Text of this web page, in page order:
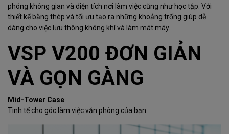
phóng không gian và diện tích nơi làm việc cũng như học tập. Với
thiết kế bằng thép và tối ưu tạo ra những khoảng trống giúp dễ
dàng cho việc lưu thông không khí và làm mát máy.
VSP V200 ĐƠN GIẢN
VÀ GỌN GÀNG
Mid-Tower Case
Tinh tế cho góc làm việc văn phòng của bạn